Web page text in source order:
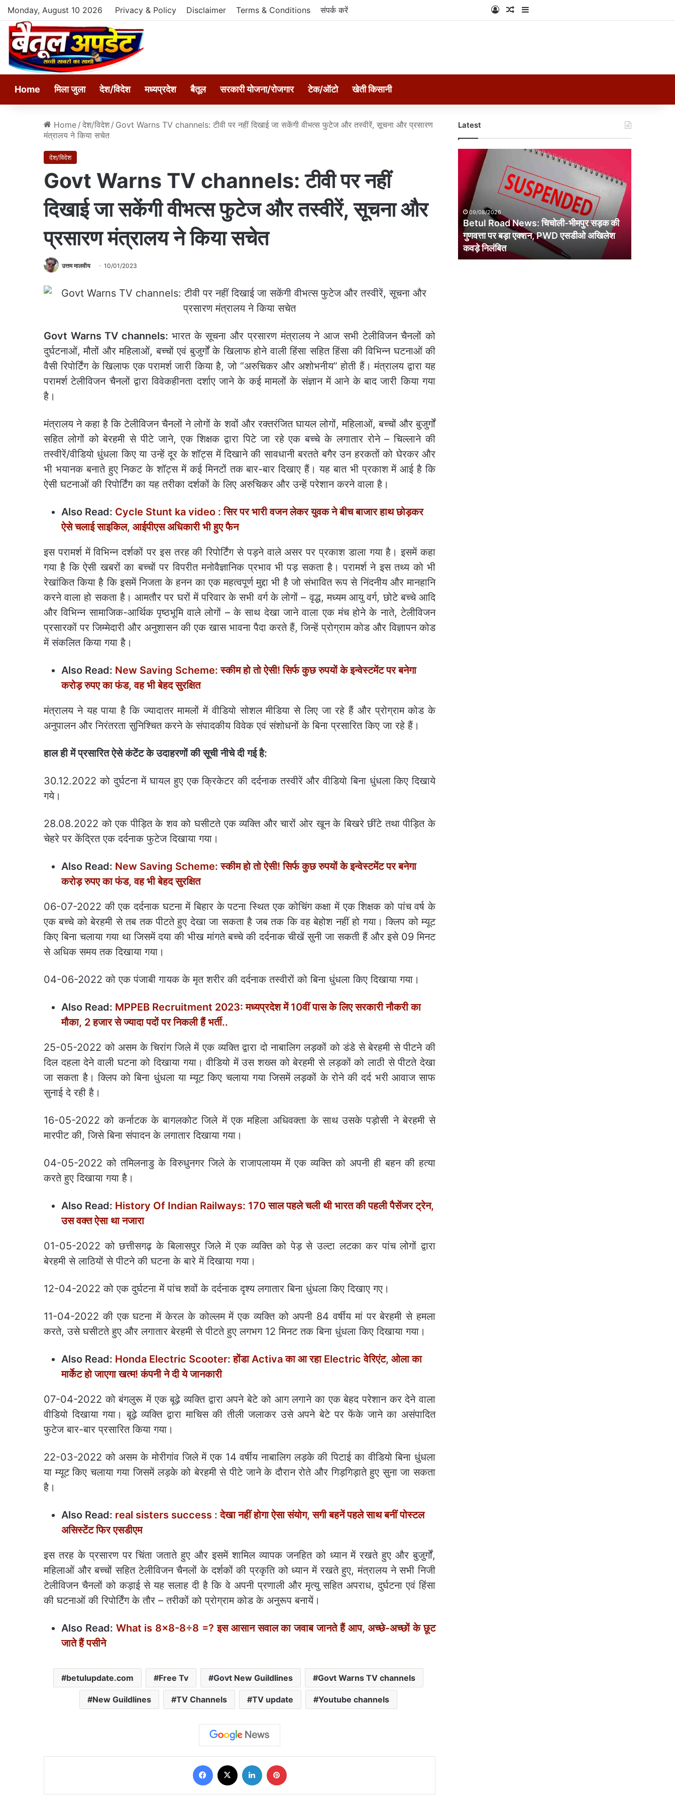
Monday, August 10 2026 Privacy & Policy Disclaimer Terms & Conditions संपर्क करें Log InRandom Article
Sidebar
Home मिला जुला देश/विदेश मध्यप्रदेश बैतूल सरकारी योजना/रोजगार टेक/ऑटो खेती किसानी
Home / देश/विदेश / Govt Warns TV channels: टीवी पर नहीं दिखाई जा सकेंगी वीभत्स फुटेज और तस्वीरें, सूचना और प्रसारण
मंत्रालय ने किया सचेत
देश/विदेश
Govt Warns TV channels: टीवी पर नहीं
दिखाई जा सकेंगी वीभत्स फुटेज और तस्वीरें, सूचना और
प्रसारण मंत्रालय ने किया सचेत
उत्तम मालवीय 10/01/2023
Govt Warns TV channels: भारत के सूचना और प्रसारण मंत्रालय ने आज सभी टेलीविजन चैनलों को
दुर्घटनाओं, मौतों और महिलाओं, बच्चों एवं बुजुर्गों के खिलाफ होने वाली हिंसा सहित हिंसा की विभिन्न घटनाओं की
वैसी रिपोर्टिंग के खिलाफ एक परामर्श जारी किया है, जो “अरुचिकर और अशोभनीय” होती हैं। मंत्रालय द्वारा यह
परामर्श टेलीविजन चैनलों द्वारा विवेकहीनता दर्शाए जाने के कई मामलों के संज्ञान में आने के बाद जारी किया गया
है।
मंत्रालय ने कहा है कि टेलीविजन चैनलों ने लोगों के शवों और रक्तरंजित घायल लोगों, महिलाओं, बच्चों और बुजुर्गों
सहित लोगों को बेरहमी से पीटे जाने, एक शिक्षक द्वारा पिटे जा रहे एक बच्चे के लगातार रोने – चिल्लाने की
तस्वीरें/वीडियो धुंधला किए या उन्हें दूर के शॉट्स में दिखाने की सावधानी बरतते बगैर उन हरकतों को घेरकर और
भी भयानक बनाते हुए निकट के शॉट्स में कई मिनटों तक बार-बार दिखाए हैं। यह बात भी प्रकाश में आई है कि
ऐसी घटनाओं की रिपोर्टिंग का यह तरीका दर्शकों के लिए अरुचिकर और उन्हें परेशान करने वाला है।
Also Read: Cycle Stunt ka video : सिर पर भारी वजन लेकर युवक ने बीच बाजार हाथ छोड़कर
ऐसे चलाई साइकिल, आईपीएस अधिकारी भी हुए फैन
इस परामर्श में विभिन्न दर्शकों पर इस तरह की रिपोर्टिंग से पड़ने वाले असर पर प्रकाश डाला गया है। इसमें कहा
गया है कि ऐसी खबरों का बच्चों पर विपरीत मनोवैज्ञानिक प्रभाव भी पड़ सकता है। परामर्श ने इस तथ्य को भी
रेखांकित किया है कि इसमें निजता के हनन का एक महत्वपूर्ण मुद्दा भी है जो संभावित रूप से निंदनीय और मानहानि
करने वाला हो सकता है। आमतौर पर घरों में परिवार के सभी वर्ग के लोगों – वृद्ध, मध्यम आयु वर्ग, छोटे बच्चे आदि
और विभिन्न सामाजिक-आर्थिक पृष्ठभूमि वाले लोगों – के साथ देखा जाने वाला एक मंच होने के नाते, टेलीविजन
प्रसारकों पर जिम्मेदारी और अनुशासन की एक खास भावना पैदा करते हैं, जिन्हें प्रोग्राम कोड और विज्ञापन कोड
में संकलित किया गया है।
Also Read: New Saving Scheme: स्कीम हो तो ऐसी! सिर्फ कुछ रुपयों के इन्वेस्टमेंट पर बनेगा
करोड़ रुपए का फंड, वह भी बेहद सुरक्षित
मंत्रालय ने यह पाया है कि ज्यादातर मामलों में वीडियो सोशल मीडिया से लिए जा रहे हैं और प्रोग्राम कोड के
अनुपालन और निरंतरता सुनिश्चित करने के संपादकीय विवेक एवं संशोधनों के बिना प्रसारित किए जा रहे हैं।
हाल ही में प्रसारित ऐसे कंटेंट के उदाहरणों की सूची नीचे दी गई है:
30.12.2022 को दुर्घटना में घायल हुए एक क्रिकेटर की दर्दनाक तस्वीरें और वीडियो बिना धुंधला किए दिखाये
गये।
28.08.2022 को एक पीड़ित के शव को घसीटते एक व्यक्ति और चारों ओर खून के बिखरे छींटे तथा पीड़ित के
चेहरे पर केंद्रित एक दर्दनाक फुटेज दिखाया गया।
Also Read: New Saving Scheme: स्कीम हो तो ऐसी! सिर्फ कुछ रुपयों के इन्वेस्टमेंट पर बनेगा
करोड़ रुपए का फंड, वह भी बेहद सुरक्षित
06-07-2022 की एक दर्दनाक घटना में बिहार के पटना स्थित एक कोचिंग कक्षा में एक शिक्षक को पांच वर्ष के
एक बच्चे को बेरहमी से तब तक पीटते हुए देखा जा सकता है जब तक कि वह बेहोश नहीं हो गया। क्लिप को म्यूट
किए बिना चलाया गया था जिसमें दया की भीख मांगते बच्चे की दर्दनाक चीखें सुनी जा सकती हैं और इसे 09 मिनट
से अधिक समय तक दिखाया गया।
04-06-2022 को एक पंजाबी गायक के मृत शरीर की दर्दनाक तस्वीरों को बिना धुंधला किए दिखाया गया।
Also Read: MPPEB Recruitment 2023: मध्यप्रदेश में 10वीं पास के लिए सरकारी नौकरी का
मौका, 2 हजार से ज्यादा पदों पर निकली हैंं भर्ती..
25-05-2022 को असम के चिरांग जिले में एक व्यक्ति द्वारा दो नाबालिग लड़कों को डंडे से बेरहमी से पीटने की
दिल दहला देने वाली घटना को दिखाया गया। वीडियो में उस शख्स को बेरहमी से लड़कों को लाठी से पीटते देखा
जा सकता है। क्लिप को बिना धुंधला या म्यूट किए चलाया गया जिसमें लड़कों के रोने की दर्द भरी आवाज साफ
सुनाई दे रही है।
16-05-2022 को कर्नाटक के बागलकोट जिले में एक महिला अधिवक्ता के साथ उसके पड़ोसी ने बेरहमी से
मारपीट की, जिसे बिना संपादन के लगातार दिखाया गया।
04-05-2022 को तमिलनाडु के विरुधुनगर जिले के राजापलायम में एक व्यक्ति को अपनी ही बहन की हत्या
करते हुए दिखाया गया है।
Also Read: History Of Indian Railways: 170 साल पहले चली थी भारत की पहली पैसेंजर ट्रेन,
उस वक्‍त ऐसा था नजारा
01-05-2022 को छत्तीसगढ़ के बिलासपुर जिले में एक व्यक्ति को पेड़ से उल्टा लटका कर पांच लोगों द्वारा
बेरहमी से लाठियों से पीटने की घटना के बारे में दिखाया गया।
12-04-2022 को एक दुर्घटना में पांच शवों के दर्दनाक दृश्य लगातार बिना धुंधला किए दिखाए गए।
11-04-2022 की एक घटना में केरल के कोल्लम में एक व्यक्ति को अपनी 84 वर्षीय मां पर बेरहमी से हमला
करते, उसे घसीटते हुए और लगातार बेरहमी से पीटते हुए लगभग 12 मिनट तक बिना धुंधला किए दिखाया गया।
Also Read: Honda Electric Scooter: होंडा Activa का आ रहा Electric वेरिएंट, ओला का
मार्केट हो जाएगा खत्‍म! कंपनी ने दी ये जानकारी
07-04-2022 को बंगलुरू में एक बूढ़े व्यक्ति द्वारा अपने बेटे को आग लगाने का एक बेहद परेशान कर देने वाला
वीडियो दिखाया गया। बूढ़े व्यक्ति द्वारा माचिस की तीली जलाकर उसे अपने बेटे पर फेंके जाने का असंपादित
फुटेज बार-बार प्रसारित किया गया।
22-03-2022 को असम के मोरीगांव जिले में एक 14 वर्षीय नाबालिग लड़के की पिटाई का वीडियो बिना धुंधला
या म्यूट किए चलाया गया जिसमें लड़के को बेरहमी से पीटे जाने के दौरान रोते और गिड़गिड़ाते हुए सुना जा सकता
है।
Also Read: real sisters success : देखा नहीं होगा ऐसा संयोग, सगी बहनें पहले साथ बनीं पोस्टल
असिस्टेंट फिर एसडीएम
इस तरह के प्रसारण पर चिंता जताते हुए और इसमें शामिल व्यापक जनहित को ध्यान में रखते हुए और बुजुर्गों,
महिलाओं और बच्चों सहित टेलीविजन चैनलों के दर्शकों की प्रकृति को ध्यान में रखते हुए, मंत्रालय ने सभी निजी
टेलीविजन चैनलों को कड़ाई से यह सलाह दी है कि वे अपनी प्रणाली और मृत्यु सहित अपराध, दुर्घटना एवं हिंसा
की घटनाओं की रिपोर्टिंग के तौर – तरीकों को प्रोग्राम कोड के अनुरूप बनायें।
Also Read: What is 8×8-8÷8 =? इस आसान सवाल का जवाब जानते हैं आप, अच्‍छे-अच्‍छों के छूट
जाते हैं पसीने
betulupdate.com Free Tv Govt New Guildlines Govt Warns TV channels
New Guildlines TV Channels TV update Youtube channels
Facebook LinkedIn
Latest
Betul
Road
News:
चिचोली-
भीमपुर
सड़क
की
गुणवत्ता
पर
बड़ा
एक्शन,
09/08/2026
Betul Road News: चिचोली-भीमपुर सड़क की
गुणवत्ता पर बड़ा एक्शन, PWD एसडीओ अखिलेश
कवड़े निलंबित